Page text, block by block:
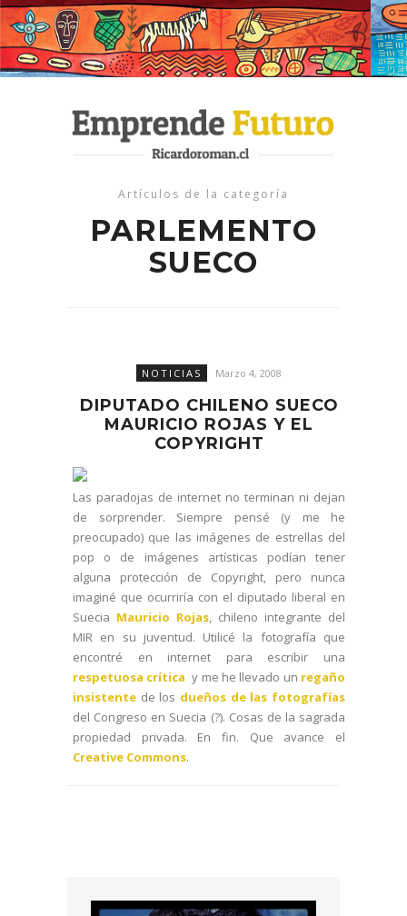
Artículos de la categoría
PARLEMENTO
SUECO
NOTICIAS Marzo 4, 2008
DIPUTADO CHILENO SUECO
MAURICIO ROJAS Y EL
COPYRIGHT
Las paradojas de internet no terminan ni dejan
de sorprender. Siempre pensé (y me he
preocupado) que las imágenes de estrellas del
pop o de imágenes artísticas podían tener
alguna protección de Copyright, pero nunca
imaginé que ocurriría con el diputado liberal en
Suecia Mauricio Rojas, chileno integrante del
MIR en su juventud. Utilicé la fotografía que
encontré en internet para escribir una
respetuosa crítica y me he llevado un regaño
insistente de los dueños de las fotografías
del Congreso en Suecia (?). Cosas de la sagrada
propiedad privada. En fin. Que avance el
Creative Commons.